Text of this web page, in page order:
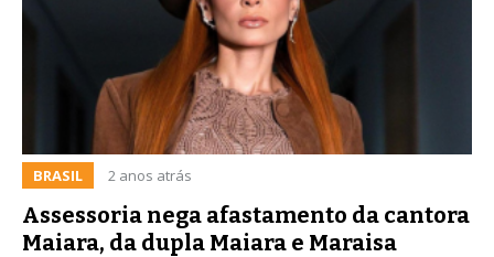
BRASIL 2 anos atrás
Assessoria nega afastamento da cantora
Maiara, da dupla Maiara e Maraisa